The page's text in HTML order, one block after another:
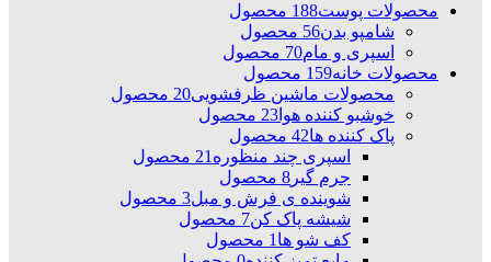
محصولات پوست188 محصول
شامپو بدن56 محصول
اسپری و مام70 محصول
محصولات خانه159 محصول
محصولات ماشین ظرفشویی20 محصول
خوشبو کننده هوا 23 محصول
پاک کننده ها42 محصول
اسپری چند منظوره21 محصول
جرم گیر 8 محصول
شوینده ی فرش و مبل3 محصول
شیشه پاک کن7 محصول
کف شو ها1 محصول